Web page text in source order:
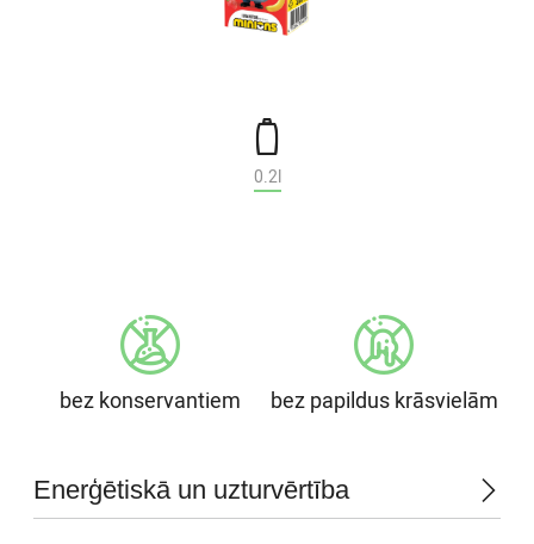
0.2l
bez konservantiem bez papildus krāsvielām
Enerģētiskā un uzturvērtība